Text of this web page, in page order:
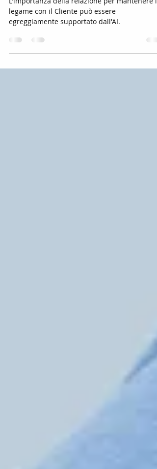
sviluppo del Customer Service
L'importanza della relazione per mantenere il
legame con il Cliente può essere